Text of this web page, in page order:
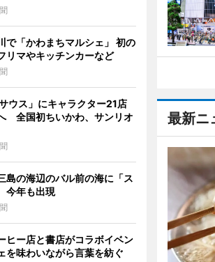
最新ニ
で「かわまちマルシェ」 初の
リマやキッチンカーなど
サウス」にキャラクター21店
全国初ちいかわ、サンリオ
島の海辺のバル前の海に「ス
年も出現
ヒー店と書店がコラボイベン
を味わいながら言葉を紡ぐ